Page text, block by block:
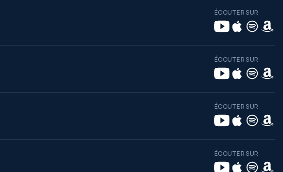
ÉCOUTER SUR
ÉCOUTER SUR
ÉCOUTER SUR
ÉCOUTER SUR